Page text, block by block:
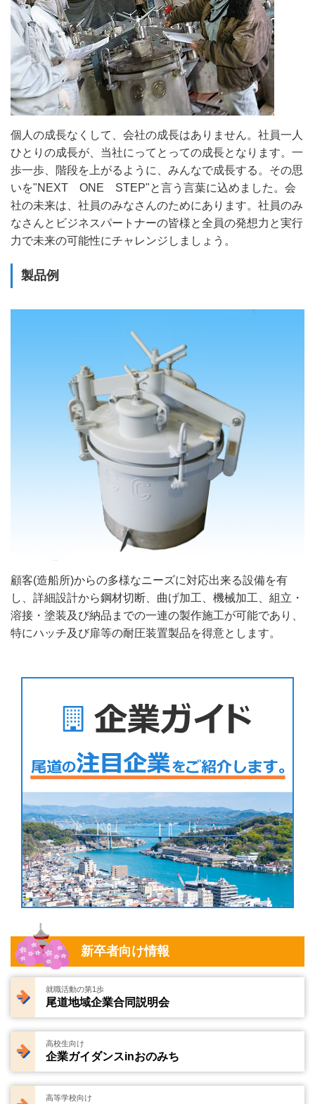
個人の成長なくして、会社の成長はありません。社員一人
ひとりの成長が、当社にってとっての成長となります。一
歩一歩、階段を上がるように、みんなで成長する。その思
いを"NEXT ONE STEP"と言う言葉に込めました。会
社の未来は、社員のみなさんのためにあります。社員のみ
なさんとビジネスパートナーの皆様と全員の発想力と実行
力で未来の可能性にチャレンジしましょう。
製品例
顧客(造船所)からの多様なニーズに対応出来る設備を有
し、詳細設計から鋼材切断、曲げ加工、機械加工、組立・
溶接・塗装及び納品までの一連の製作施工が可能であり、
特にハッチ及び扉等の耐圧装置製品を得意とします。
新卒者向け情報
就職活動の第1歩
尾道地域企業合同説明会
高校生向け
企業ガイダンスinおのみち
高等学校向け